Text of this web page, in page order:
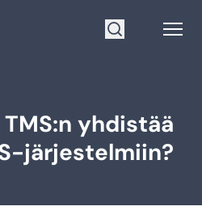
yhdistää
järjestelmiin?